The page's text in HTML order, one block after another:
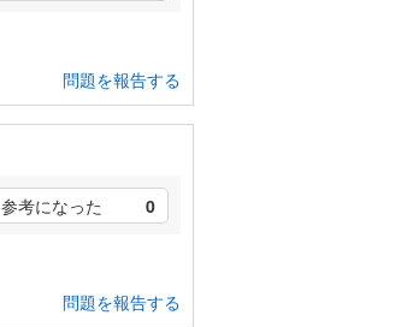
問題を報告する
参考になった 0
問題を報告する